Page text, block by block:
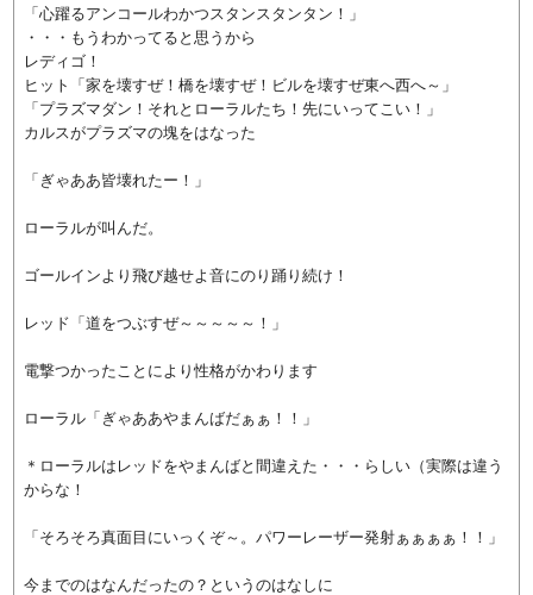
「心躍るアンコールわかつスタンスタンタン！」
・・・もうわかってると思うから
レディゴ！
ヒット「家を壊すぜ！橋を壊すぜ！ビルを壊すぜ東へ西へ～」
「プラズマダン！それとローラルたち！先にいってこい！」
カルスがプラズマの塊をはなった
「ぎゃああ皆壊れたー！」
ローラルが叫んだ。
ゴールインより飛び越せよ音にのり踊り続け！
レッド「道をつぶすぜ～～～～～！」
電撃つかったことにより性格がかわります
ローラル「ぎゃああやまんばだぁぁ！！」
＊ローラルはレッドをやまんばと間違えた・・・らしい（実際は違う
からな！
「そろそろ真面目にいっくぞ～。パワーレーザー発射ぁぁぁぁ！！」
今までのはなんだったの？というのはなしに